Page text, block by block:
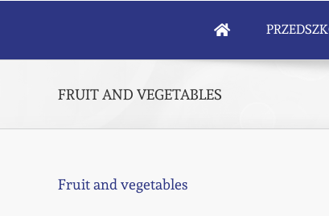
FRUIT AND VEGETABLES
Fruit and vegetables